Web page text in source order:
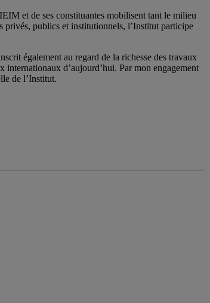
et de ses constituantes mobilisent tant le milieu
privés, publics et institutionnels, l’Institut participe
également au regard de la richesse des travaux
internationaux d’aujourd’hui. Par mon engagement
de l’Institut.